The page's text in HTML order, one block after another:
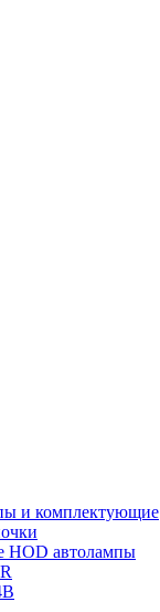
и комплектующие
HOD автолампы